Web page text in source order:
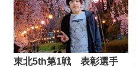
東北5th第1戦 表彰選手